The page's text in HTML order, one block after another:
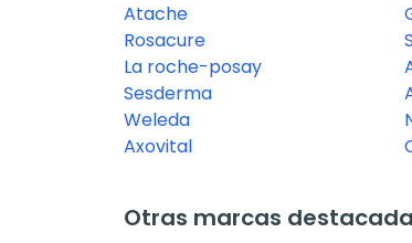
Atache
Rosacure
La roche-posay
Sesderma
Weleda
Axovital
Otras marcas